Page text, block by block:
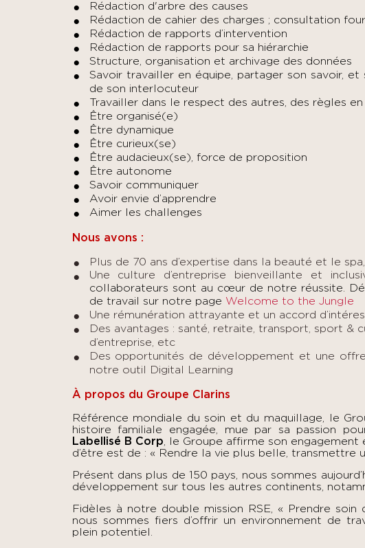
Rédaction d'arbre des causes
Rédaction de cahier des charges ; consultation
Rédaction de rapports d’intervention
Rédaction de rapports pour sa hiérarchie
Structure, organisation et archivage des données
Savoir travailler en équipe, partager son savoir,
de son interlocuteur
Travailler dans le respect des autres, des règles en
Être organisé(e)
Être dynamique
Être curieux(se)
Être audacieux(se), force de proposition
Être autonome
Savoir communiquer
Avoir envie d’apprendre
Aimer les challenges
Nous avons :
Plus de 70 ans d’expertise dans la beauté et le
Une culture d’entreprise bienveillante et
collaborateurs sont au cœur de notre réussite.
de travail sur notre page Welcome to the Jungle
Une rémunération attrayante et un accord
Des avantages : santé, retraite, transport, sport &
d’entreprise, etc
Des opportunités de développement et une
notre outil Digital Learning
À propos du Groupe Clarins
Référence mondiale du soin et du maquillage, le
histoire familiale engagée, mue par sa passion
Labellisé B Corp , le Groupe affirme son engagement
d’être est de : « Rendre la vie plus belle, transmettre
Présent dans plus de 150 pays, nous sommes
développement sur tous les autres continents,
Fidèles à notre double mission RSE, « Prendre
nous sommes fiers d’offrir un environnement de
plein potentiel.